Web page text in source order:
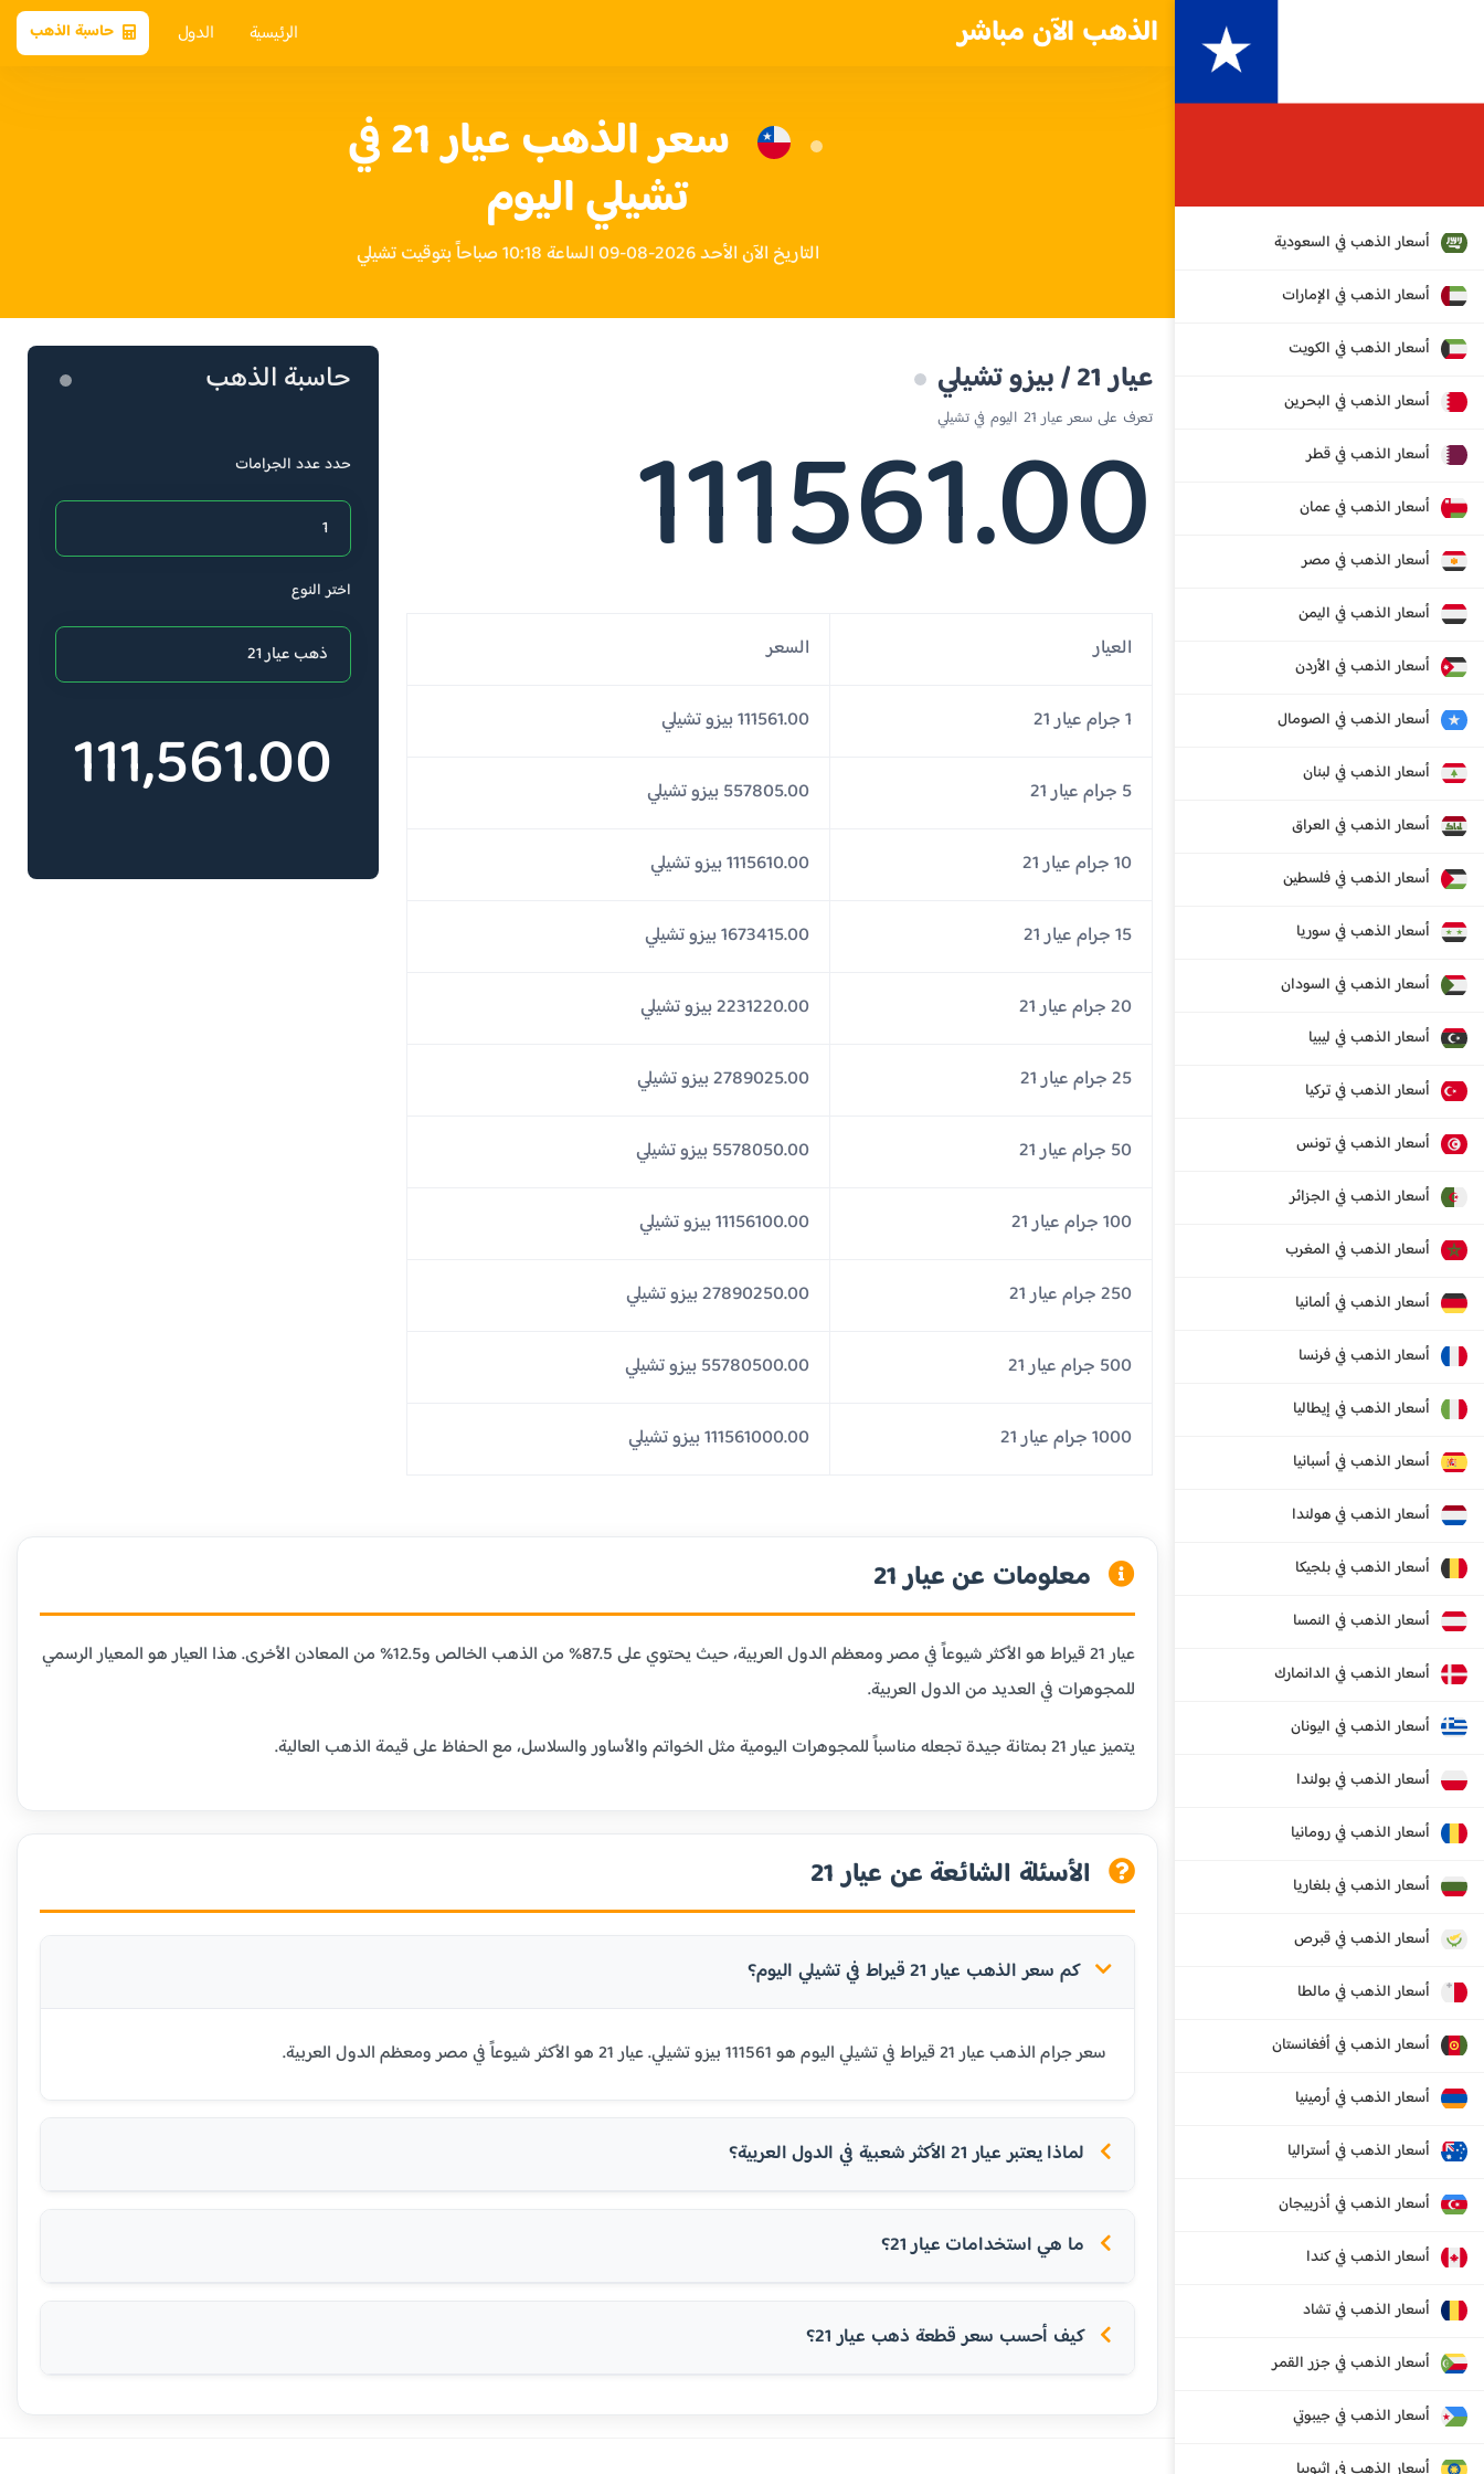
الذهب الآن مباشر الرئيسية الدول حاسبة الذهب
أسعار الذهب في السعودية
أسعار الذهب في الإمارات
أسعار الذهب في الكويت
أسعار الذهب في البحرين
أسعار الذهب في قطر
أسعار الذهب في عمان
أسعار الذهب في مصر
أسعار الذهب في اليمن
أسعار الذهب في الأردن
أسعار الذهب في الصومال
أسعار الذهب في لبنان
أسعار الذهب في العراق
أسعار الذهب في فلسطين
أسعار الذهب في سوريا
أسعار الذهب في السودان
أسعار الذهب في ليبيا
أسعار الذهب في تركيا
أسعار الذهب في تونس
أسعار الذهب في الجزائر
أسعار الذهب في المغرب
أسعار الذهب في ألمانيا
أسعار الذهب في فرنسا
أسعار الذهب في إيطاليا
أسعار الذهب في أسبانيا
أسعار الذهب في هولندا
أسعار الذهب في بلجيكا
أسعار الذهب في النمسا
أسعار الذهب في الدانمارك
أسعار الذهب في اليونان
أسعار الذهب في بولندا
أسعار الذهب في رومانيا
أسعار الذهب في بلغاريا
أسعار الذهب في قبرص
أسعار الذهب في مالطا
أسعار الذهب في أفغانستان
أسعار الذهب في أرمينيا
أسعار الذهب في أستراليا
أسعار الذهب في أذربيجان
أسعار الذهب في كندا
أسعار الذهب في تشاد
أسعار الذهب في جزر القمر
أسعار الذهب في جيبوتي
سعر الذهب عيار 21 في
تشيلي اليوم
التاريخ الآن الأحد 2026-08-09 الساعة 10:18 صباحاً بتوقيت تشيلي
عيار 21 / بيزو تشيلي
تعرف على سعر عيار 21 اليوم في تشيلي
111561.00
العيار السعر
1 جرام عيار 21 111561.00 بيزو تشيلي
5 جرام عيار 21 557805.00 بيزو تشيلي
10 جرام عيار 21 1115610.00 بيزو تشيلي
15 جرام عيار 21 1673415.00 بيزو تشيلي
20 جرام عيار 21 2231220.00 بيزو تشيلي
25 جرام عيار 21 2789025.00 بيزو تشيلي
50 جرام عيار 21 5578050.00 بيزو تشيلي
100 جرام عيار 21 11156100.00 بيزو تشيلي
250 جرام عيار 21 27890250.00 بيزو تشيلي
500 جرام عيار 21 55780500.00 بيزو تشيلي
1000 جرام عيار 21 111561000.00 بيزو تشيلي
حاسبة الذهب
حدد عدد الجرامات
اختر النوع
111,561.00
معلومات عن عيار 21
عيار 21 قيراط هو الأكثر شيوعاً في مصر ومعظم الدول العربية، حيث يحتوي على 87.5% من الذهب الخالص و12.5% من المعادن الأخرى. هذا العيار هو المعيار الرسمي
للمجوهرات في العديد من الدول العربية.
يتميز عيار 21 بمتانة جيدة تجعله مناسباً للمجوهرات اليومية مثل الخواتم والأساور والسلاسل، مع الحفاظ على قيمة الذهب العالية.
الأسئلة الشائعة عن عيار 21
كم سعر الذهب عيار 21 قيراط في تشيلي اليوم؟
سعر جرام الذهب عيار 21 قيراط في تشيلي اليوم هو 111561 بيزو تشيلي. عيار 21 هو الأكثر شيوعاً في مصر ومعظم الدول العربية.
لماذا يعتبر عيار 21 الأكثر شعبية في الدول العربية؟
ما هي استخدامات عيار 21؟
كيف أحسب سعر قطعة ذهب عيار 21؟